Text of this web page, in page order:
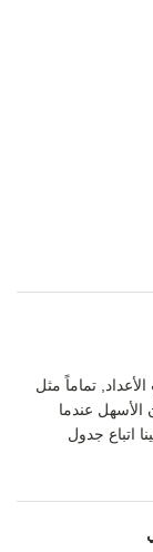
تماماً مثل
الأسهل عندما
اتباع جدول